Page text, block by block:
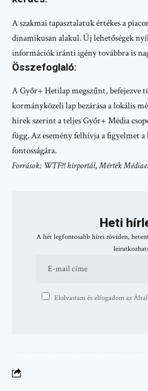
A szakmai tapasztalatuk értékes a
dinamikusan alakul. Új lehetőségek
információk iránti igény továbbra is
Összefoglaló:
A Győr+ Hetilap megszűnt, befejezve
kormányközeli lap bezárása a lokális
hírek szerint a teljes Győr+ Média
függ. Az esemény felhívja a figyelmet
fontosságára.
Források: WTF?! hírportál, Mérték
Heti
A hét legfontosabb hírei röviden,
Elolvastam és elfogadom az